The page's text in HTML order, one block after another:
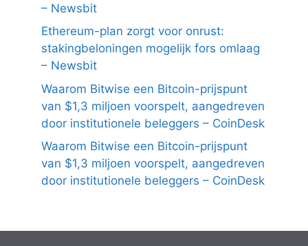
– Newsbit
Ethereum-plan zorgt voor onrust:
stakingbeloningen mogelijk fors omlaag
– Newsbit
Waarom Bitwise een Bitcoin-prijspunt
van $1,3 miljoen voorspelt, aangedreven
door institutionele beleggers – CoinDesk
Waarom Bitwise een Bitcoin-prijspunt
van $1,3 miljoen voorspelt, aangedreven
door institutionele beleggers – CoinDesk